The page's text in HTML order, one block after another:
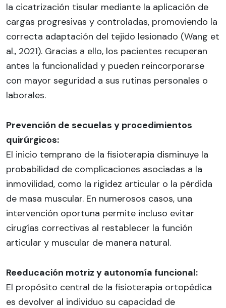
la cicatrización tisular mediante la aplicación de
cargas progresivas y controladas, promoviendo la
correcta adaptación del tejido lesionado (Wang et
al., 2021). Gracias a ello, los pacientes recuperan
antes la funcionalidad y pueden reincorporarse
con mayor seguridad a sus rutinas personales o
laborales.
Prevención de secuelas y procedimientos
quirúrgicos:
El inicio temprano de la fisioterapia disminuye la
probabilidad de complicaciones asociadas a la
inmovilidad, como la rigidez articular o la pérdida
de masa muscular. En numerosos casos, una
intervención oportuna permite incluso evitar
cirugías correctivas al restablecer la función
articular y muscular de manera natural.
Reeducación motriz y autonomía funcional:
El propósito central de la fisioterapia ortopédica
es devolver al individuo su capacidad de